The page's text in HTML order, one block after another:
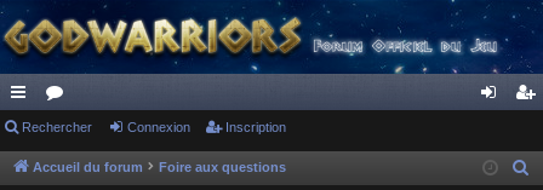
ac
co
or
u ne cri
Rechercher Connexion Inscription
Accueil du forum Foire aux questions